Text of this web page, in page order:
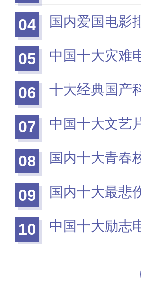
04 国内爱国电影
05 中国十大灾难
06 十大经典国产
07 中国十大文艺
08 国内十大青春
09 国内十大最悲
10 中国十大励志